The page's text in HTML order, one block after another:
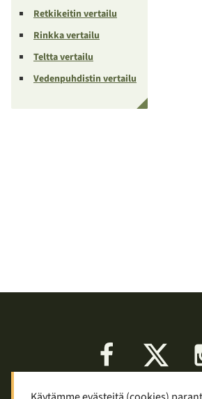
Retkikeitin vertailu
Rinkka vertailu
Teltta vertailu
Vedenpuhdistin vertailu
Facebook